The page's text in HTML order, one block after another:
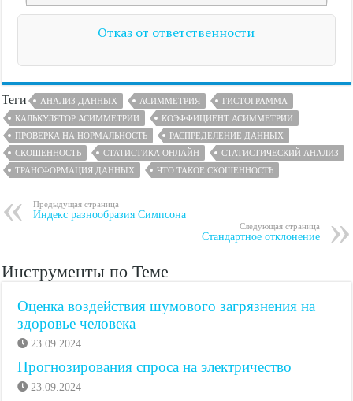
Отказ от ответственности
Теги АНАЛИЗ ДАННЫХ АСИММЕТРИЯ
ГИСТОГРАММА
КАЛЬКУЛЯТОР АСИММЕТРИИ
КОЭФФИЦИЕНТ АСИММЕТРИИ
ПРОВЕРКА НА НОРМАЛЬНОСТЬ
РАСПРЕДЕЛЕНИЕ ДАННЫХ
СКОШЕННОСТЬ
СТАТИСТИКА ОНЛАЙН
СТАТИСТИЧЕСКИЙ АНАЛИЗ
ТРАНСФОРМАЦИЯ ДАННЫХ
ЧТО ТАКОЕ СКОШЕННОСТЬ
Предыдущая страница
Индекс разнообразия Симпсона
Следующая страница
Стандартное отклонение
Инструменты по Теме
Оценка воздействия шумового загрязнения на
здоровье человека
23.09.2024
Прогнозирования спроса на электричество
23.09.2024